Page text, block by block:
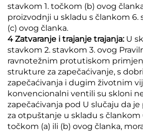
stavkom 1. točkom (b) ovog
proizvodnji u skladu s člankom 6.
(c) ovog članka.
4 Zatvaranje i trajanje trajanja: U
stavkom 2. stavkom 3. ovog
ravnotežnim protutiskom
strukture za zapečaćivanje, s
zapečaćivanja i dugim životnim
konvencionalni ventili su skloni
zapečaćivanja pod U slučaju da
za otpuštanje u skladu s člankom
točkom (a) ili (b) ovog članka,